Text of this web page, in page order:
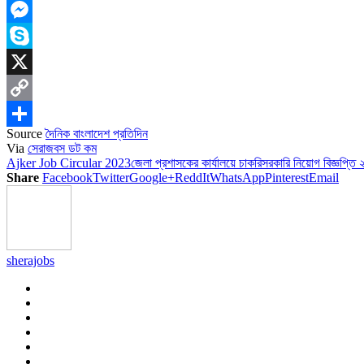
LinkedIn
Messenger
Skype
X
Copy
Link
Share
Source দৈনিক বাংলাদেশ প্রতিদিন
Via সেরাজবস ডট কম
Ajker Job Circular 2023জেলা প্রশাসকের কার্যালয়ে চাকরিসরকারি নিয়োগ
Share FacebookTwitterGoogle+ReddItWhatsAppPinterestEmail
sherajobs